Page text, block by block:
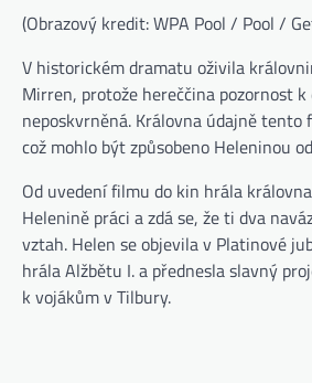
(Obrazový kredit: WPA Pool / Pool /
V historickém dramatu oživila
Mirren, protože hereččina pozornost
neposkvrněná. Královna údajně tento
což mohlo být způsobeno Heleninou
Od uvedení filmu do kin hrála
Helenině práci a zdá se, že ti dva
vztah. Helen se objevila v Platinové
hrála Alžbětu I. a přednesla slavný
k vojákům v Tilbury.